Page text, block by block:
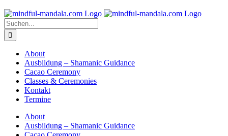
Zum
Inhalt
springen
Suche
nach:
About
Ausbildung – Shamanic Guidance
Cacao Ceremony
Classes & Ceremonies
Kontakt
Termine
About
Ausbildung – Shamanic Guidance